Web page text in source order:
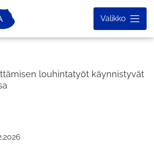
Valikko
louhintatyöt käynnistyvät